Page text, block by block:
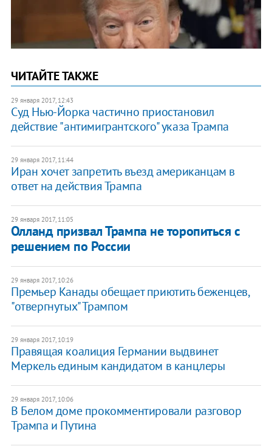
ЧИТАЙТЕ ТАКЖЕ
29 января 2017, 12:43
Суд Нью-Йорка частично приостановил
действие "антимигрантского" указа Трампа
29 января 2017, 11:44
Иран хочет запретить въезд американцам в
ответ на действия Трампа
29 января 2017, 11:05
Олланд призвал Трампа не торопиться с
решением по России
29 января 2017, 10:26
Премьер Канады обещает приютить беженцев,
"отвергнутых" Трампом
29 января 2017, 10:19
Правящая коалиция Германии выдвинет
Меркель единым кандидатом в канцлеры
29 января 2017, 10:06
В Белом доме прокомментировали разговор
Трампа и Путина